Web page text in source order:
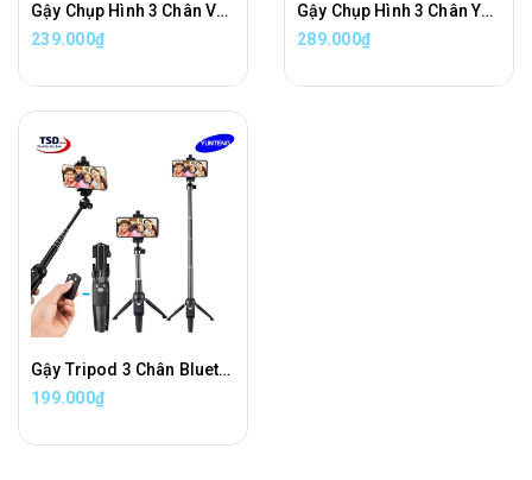
Gậy Chụp Hình 3 Chân VCT-1688 Chính Hãng
239.000₫
Gậy Chụp Hình 3 Chân Yunteng VCT-992 Chính Hãng ( Kết nối bằng bluetooth )
289.000₫
Gậy Tripod 3 Chân Bluetooth Yunteng YT-9928 Chính Hãng
199.000₫